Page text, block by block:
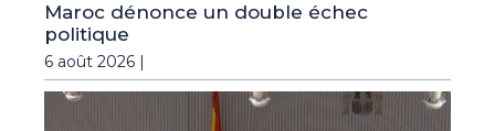
Maroc dénonce un double échec
politique
6 août 2026 |